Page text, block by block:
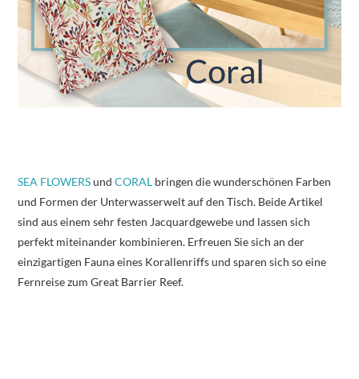
SEA FLOWERSundCORAL bringen die wunderschönen Farben
und Formen der Unterwasserwelt auf den Tisch. Beide Artikel
sind aus einem sehr festen Jacquardgewebe und lassen sich
perfekt miteinander kombinieren. Erfreuen Sie sich an der
einzigartigen Fauna eines Korallenriffs und sparen sich so eine
Fernreise zum Great Barrier Reef.